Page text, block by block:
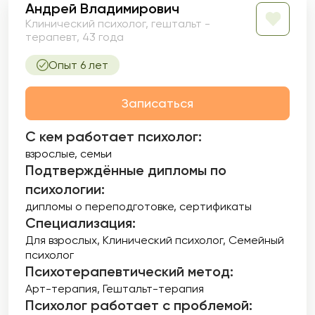
Андрей Владимирович
Клинический психолог, гештальт -
терапевт, 43 года
Опыт 6 лет
Записаться
С кем работает психолог:
взрослые, семьи
Подтверждённые дипломы по
психологии:
дипломы о переподготовке сертификаты
Специализация:
Для взрослых Клинический психолог Семейный
психолог
Психотерапевтический метод:
Арт-терапия Гештальт-терапия
Психолог работает с проблемой: